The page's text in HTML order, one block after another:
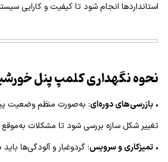
استانداردها انجام شود تا کیفیت و کارایی
نحوه نگهداری کلمپ پنل
• بازرسی‌های دوره‌ای: به‌صورت منظم وضعیت
تغییر شکل سازه بررسی شود تا مشکلات
• تمیزکاری و سرویس: گردوغبار و آلودگی‌ها